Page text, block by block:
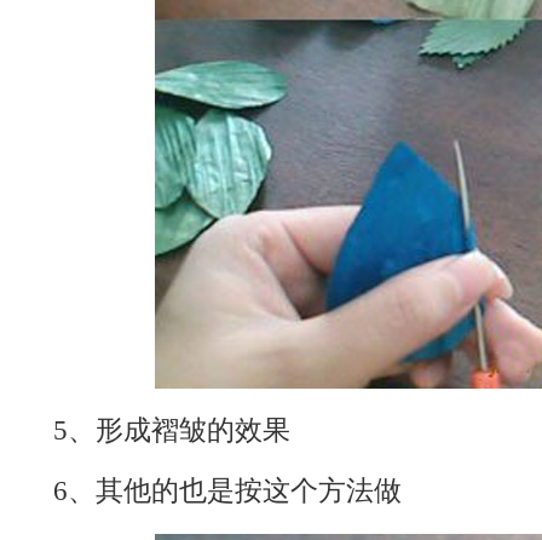
5、形成褶皱的效果
6、其他的也是按这个方法做